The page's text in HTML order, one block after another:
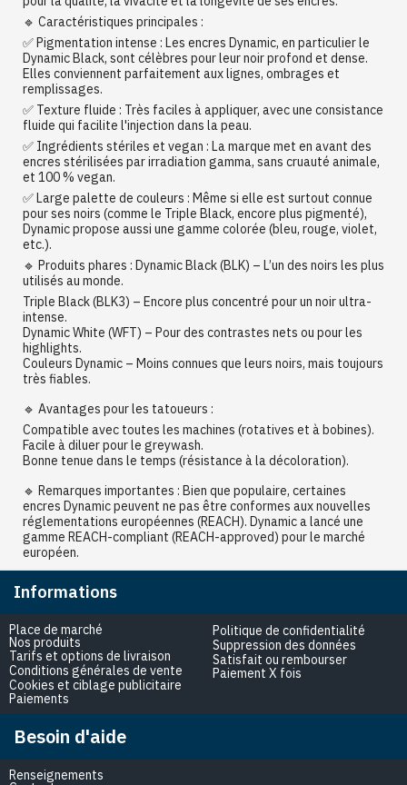
🔹 Caractéristiques principales :
✅ Pigmentation intense : Les encres Dynamic, en particulier le
Dynamic Black, sont célèbres pour leur noir profond et dense.
Elles conviennent parfaitement aux lignes, ombrages et
remplissages.
✅ Texture fluide : Très faciles à appliquer, avec une consistance
fluide qui facilite l'injection dans la peau.
✅ Ingrédients stériles et vegan : La marque met en avant des
encres stérilisées par irradiation gamma, sans cruauté animale,
et 100 % vegan.
✅ Large palette de couleurs : Même si elle est surtout connue
pour ses noirs (comme le Triple Black, encore plus pigmenté),
Dynamic propose aussi une gamme colorée (bleu, rouge, violet,
etc.).
🔹 Produits phares : Dynamic Black (BLK) – L’un des noirs les plus
utilisés au monde.
Triple Black (BLK3) – Encore plus concentré pour un noir ultra-
intense.
Dynamic White (WFT) – Pour des contrastes nets ou pour les
highlights.
Couleurs Dynamic – Moins connues que leurs noirs, mais toujours
très fiables.
🔹 Avantages pour les tatoueurs :
Compatible avec toutes les machines (rotatives et à bobines).
Facile à diluer pour le greywash.
Bonne tenue dans le temps (résistance à la décoloration).
🔹 Remarques importantes : Bien que populaire, certaines
encres Dynamic peuvent ne pas être conformes aux nouvelles
réglementations européennes (REACH). Dynamic a lancé une
gamme REACH-compliant (REACH-approved) pour le marché
européen.
Informations
Place de marché
Nos produits
Tarifs et options de livraison
Conditions générales de vente
Cookies et ciblage publicitaire
Paiements
Politique de confidentialité
Suppression des données
Satisfait ou rembourser
Paiement X fois
Besoin d'aide
Renseignements